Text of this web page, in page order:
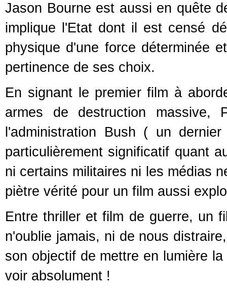
Jason Bourne est aussi en quête
implique l'Etat dont il est censé
physique d'une force déterminée
pertinence de ses choix.
En signant le premier film à
armes de destruction massive,
l'administration Bush ( un
particulièrement significatif quant
ni certains militaires ni les médias
piètre vérité pour un film aussi
Entre thriller et film de guerre, un
n'oublie jamais, ni de nous
son objectif de mettre en lumière
voir absolument !